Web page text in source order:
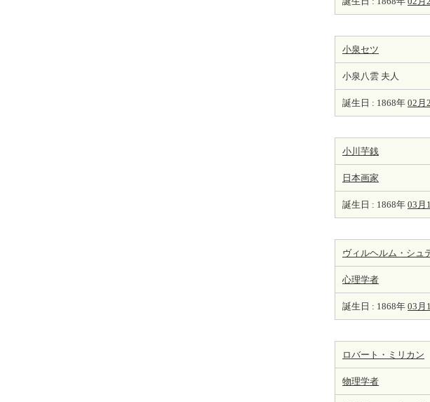
小泉セツ
小泉八雲 夫人
誕生日 : 1868年 02月
小川芋銭
日本画家
誕生日 : 1868年 03月
ヴィルヘルム・シュ
心理学者
誕生日 : 1868年 03月
ロバート・ミリカン
物理学者